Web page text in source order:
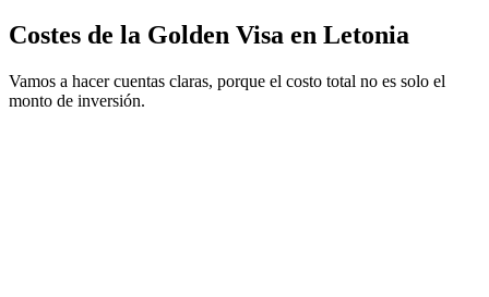
Costes de la Golden Visa en Letonia
Vamos a hacer cuentas claras, porque el costo total no es solo el
monto de inversión.